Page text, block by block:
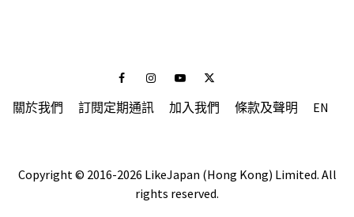
FacebookInstagramYoutubeTwitter
關於我們 訂閱定期通訊 加入我們 條款及聲明 EN
Copyright © 2016-2026 LikeJapan (Hong Kong) Limited. All
rights reserved.